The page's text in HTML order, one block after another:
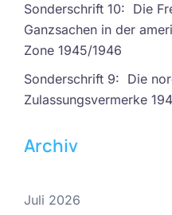
Sonderschrift 10: Die
Ganzsachen in der
Zone 1945/1946
Sonderschrift 9: Die
Zulassungsvermerke
Archiv
Juli 2026